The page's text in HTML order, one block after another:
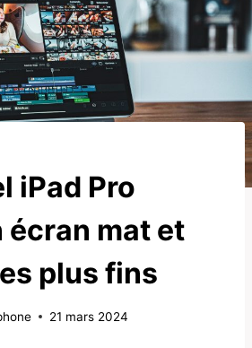
iPad Pro
écran mat et
plus fins
21 mars 2024